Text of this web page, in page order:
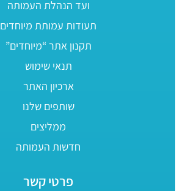
ועד הנהלת העמותה
תעודות עמותת מיוחדים
תקנון אתר “מיוחדים”
תנאי שימוש
ארכיון האתר
שותפים שלנו
ממליצים
חדשות העמותה
פרטי קשר